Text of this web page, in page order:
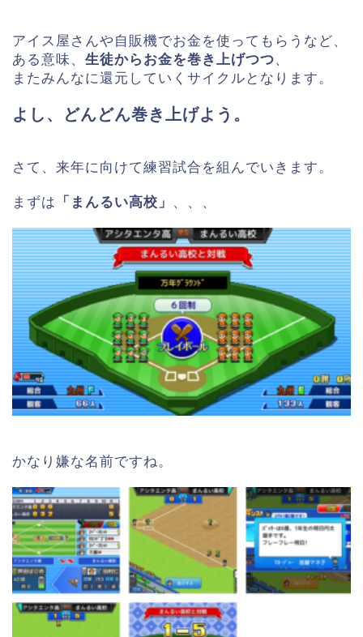
アイス屋さんや自販機でお金を使ってもらうなど、
ある意味、 生徒からお金を巻き上げつつ、
またみんなに還元していくサイクルとなります。
よし、どんどん巻き上げよう。
さて、来年に向けて練習試合を組んでいきます。
まずは 「まんるい高校」 、、、
かなり嫌な名前ですね。